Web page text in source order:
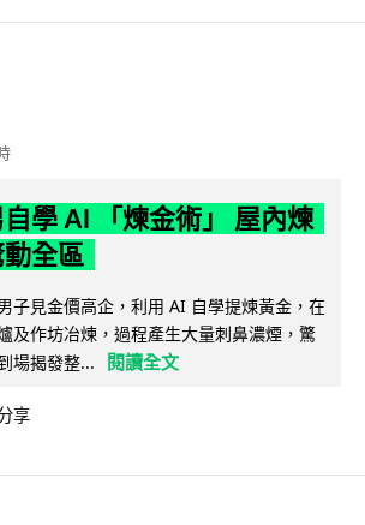
學 AI 「煉金術」 屋內煉
全區
子見金價高企，利用 AI 自學提煉黃金，在
及作坊冶煉，過程產生大量刺鼻濃煙，驚
場揭發整...
閱讀全文
享